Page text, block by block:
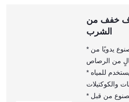
خفف من
الشرب
* كوب الماء الزجاجي مصنوع يدويًا من
من الرصاص
* كوب الشرب الزجاجي يستخدم للمياه
والكوكتيلات
* الزجاج عالي الكرة مصنوع من قبل